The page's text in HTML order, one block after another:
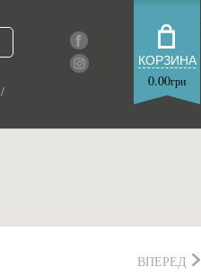
КОРЗИНА
0.00грн
ВПЕРЕД